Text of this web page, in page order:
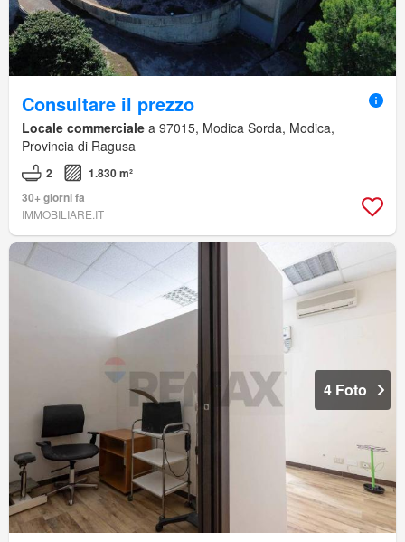
Consultare il prezzo
Locale commerciale a 97015, Modica Sorda, Modica,
Provincia di Ragusa
2
1.830 m²
30+ giorni fa
IMMOBILIARE.IT
4 Foto